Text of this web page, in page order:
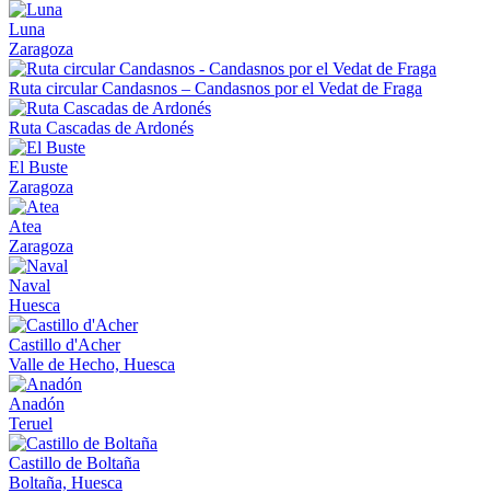
Luna
Zaragoza
Ruta circular Candasnos – Candasnos por el Vedat de Fraga
Ruta Cascadas de Ardonés
El Buste
Zaragoza
Atea
Zaragoza
Naval
Huesca
Castillo d'Acher
Valle de Hecho, Huesca
Anadón
Teruel
Castillo de Boltaña
Boltaña, Huesca